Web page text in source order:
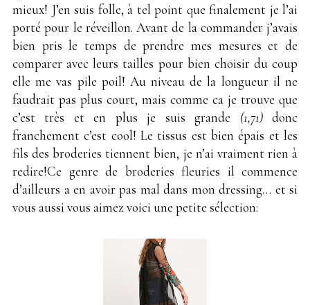
mieux! J’en suis folle, à tel point que finalement je l’ai
porté pour le réveillon. Avant de la commander j’avais
bien pris le temps de prendre mes mesures et de
comparer avec leurs tailles pour bien choisir du coup
elle me vas pile poil! Au niveau de la longueur il ne
faudrait pas plus court, mais comme ca je trouve que
c’est très et en plus je suis grande (1,71)donc
franchement c’est cool! Le tissus est bien épais et les
fils des broderies tiennent bien, je n’ai vraiment rien à
redire!Ce genre de broderies fleuries il commence
d’ailleurs a en avoir pas mal dans mon dressing… et si
vous aussi vous aimez voici une petite sélection: